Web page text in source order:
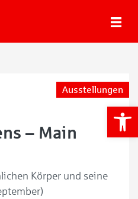
Ausstellungen
– Main
Körper und seine